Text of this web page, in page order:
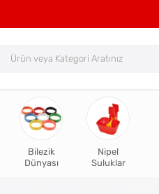
Bilezik
Dünyası
Nipel
Suluklar